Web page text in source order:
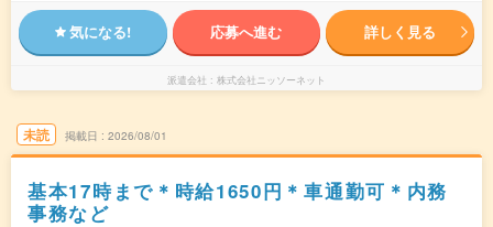
気になる! 応募へ進む 詳しく見る
派遣会社 株式会社ニッソーネット
未読 掲載日 2026/08/01
基本17時まで＊時給1650円＊車通勤可＊内務
事務など